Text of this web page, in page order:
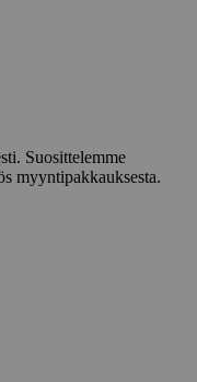
Suosittelemme
myyntipakkauksesta.